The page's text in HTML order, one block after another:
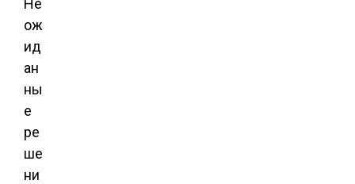
Не
ож
ид
ан
ны
е
ре
ше
ни